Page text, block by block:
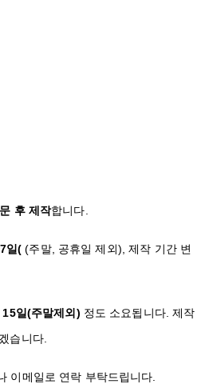
후 제작합니다.
일( (주말, 공휴일 제외), 제작 기간 변
15일(주말제외) 정도 소요됩니다. 제작
습니다.
이메일로 연락 부탁드립니다.